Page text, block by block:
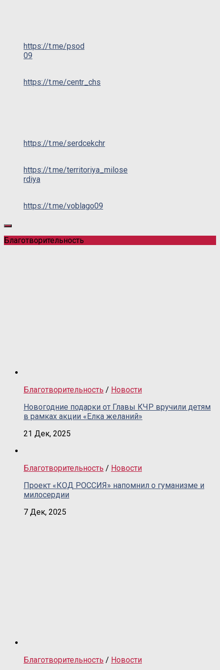
https://t.me/psod
09
https://t.me/centr_chs
https://t.me/serdcekchr
https://t.me/territoriya_milose
rdiya
https://t.me/voblago09
Благотворительность
Благотворительность / Новости
Новогодние подарки от Главы КЧР вручили детям
в рамках акции «Елка желаний»
21 Дек, 2025
Благотворительность / Новости
Проект «КОД РОССИЯ» напомнил о гуманизме и
милосердии
7 Дек, 2025
Благотворительность / Новости